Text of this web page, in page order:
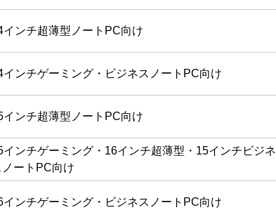
インチ超薄型ノートPC向け
インチゲーミング・ビジネスノートPC向け
インチ超薄型ノートPC向け
インチゲーミング・16インチ超薄型・15インチビジネ
ノートPC向け
インチゲーミング・ビジネスノートPC向け